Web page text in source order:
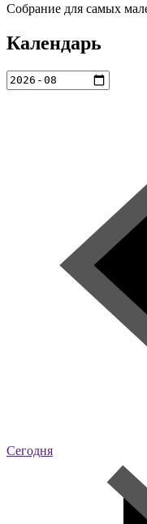
Собрание для самых
Календарь
Сегодня